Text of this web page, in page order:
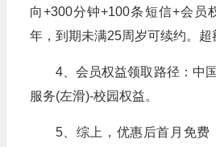
向+300分钟+100条短信+会员
年，到期未满25周岁可续约。超
4、会员权益领取路径：中
服务(左滑)-校园权益。
5、综上，优惠后首月免费